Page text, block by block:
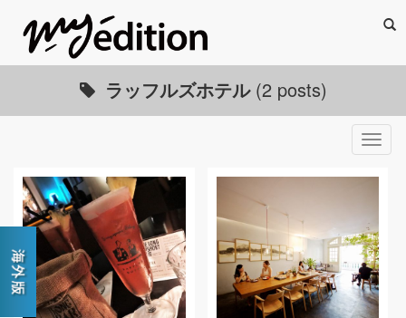
ラッフルズホテル (2 posts)